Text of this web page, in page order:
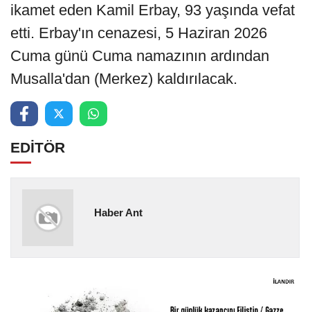
ikamet eden Kamil Erbay, 93 yaşında vefat
etti. Erbay'ın cenazesi, 5 Haziran 2026
Cuma günü Cuma namazının ardından
Musalla'dan (Merkez) kaldırılacak.
EDİTÖR
Haber Ant